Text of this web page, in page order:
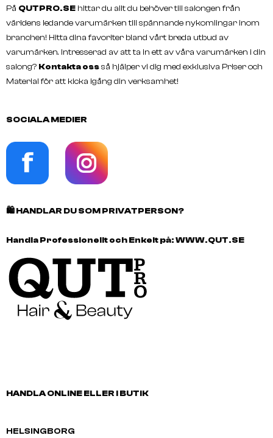
På QUTPRO.SE hittar du allt du behöver till salongen från
världens ledande varumärken till spännande nykomlingar inom
branchen! Hitta dina favoriter bland vårt breda utbud av
varumärken. Intresserad av att ta in ett av våra varumärken i din
salong? Kontakta ossså hjälper vi dig med exklusiva Priser och
Material för att kicka igång din verksamhet!
SOCIALA MEDIER
🛍️HANDLAR DU SOM PRIVATPERSON?
Handla Professionellt och Enkelt på:WWW.QUT.SE
HANDLA ONLINE ELLER I BUTIK
HELSINGBORG